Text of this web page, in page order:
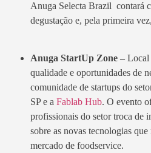
Anuga Selecta Brazil contará
degustação e, pela primeira
Anuga StartUp Zone – Local
qualidade e oportunidades de
comunidade de startups do
SP e a Fablab Hub. O evento
profissionais do setor troca de
sobre as novas tecnologias
mercado de foodservice.